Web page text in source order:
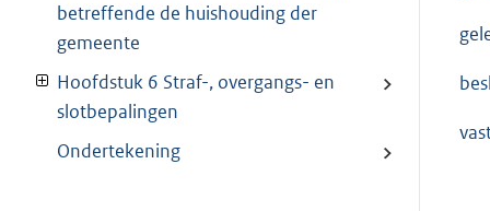
betreffende de huishouding der
gemeente
Hoofdstuk 6 Straf-, overgangs- en
slotbepalingen
Ondertekening